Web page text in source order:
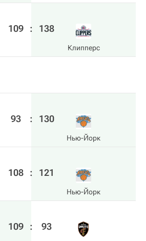
109 : 138
Клипперс
93 : 130
Нью-Йорк
108 : 121
Нью-Йорк
109 : 93